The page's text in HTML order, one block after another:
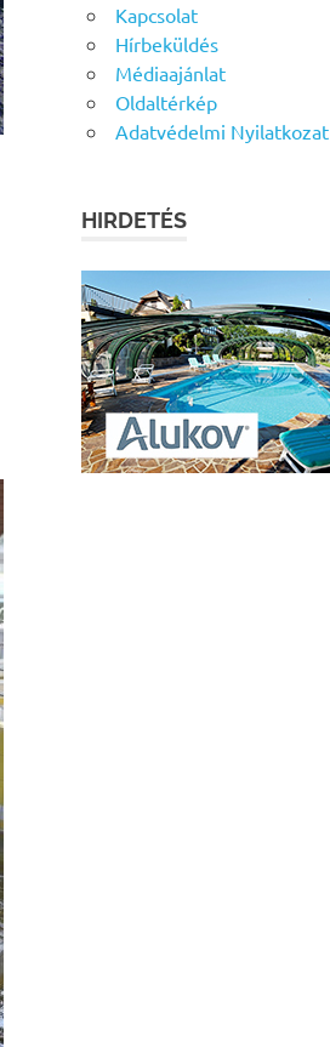
Kapcsolat
Hírbeküldés
Médiaajánlat
Oldaltérkép
Adatvédelmi Nyilatkozat
HIRDETÉS